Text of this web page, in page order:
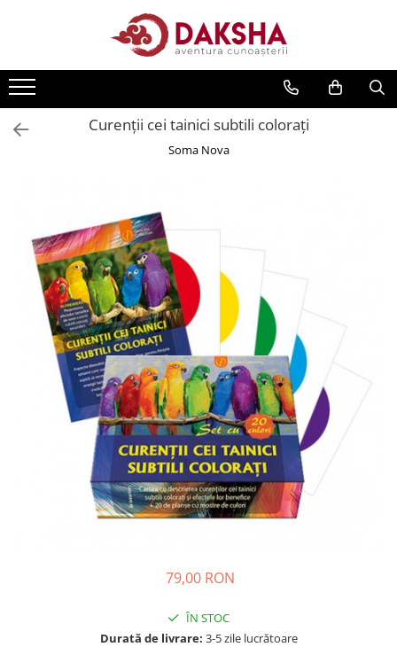
Editura Daksha
Seria Radu Cinamar
Dezvăluiri
Spiritualitate
Extratereștrii
Transformare spirituală
Psihologie
Dezvoltare personală
Astrologie
Seria Montauk
Curenții cei tainici subtili colorați
Soma Nova
79,00 RON
ÎN STOC
Durată de livrare: 3-5 zile lucrătoare